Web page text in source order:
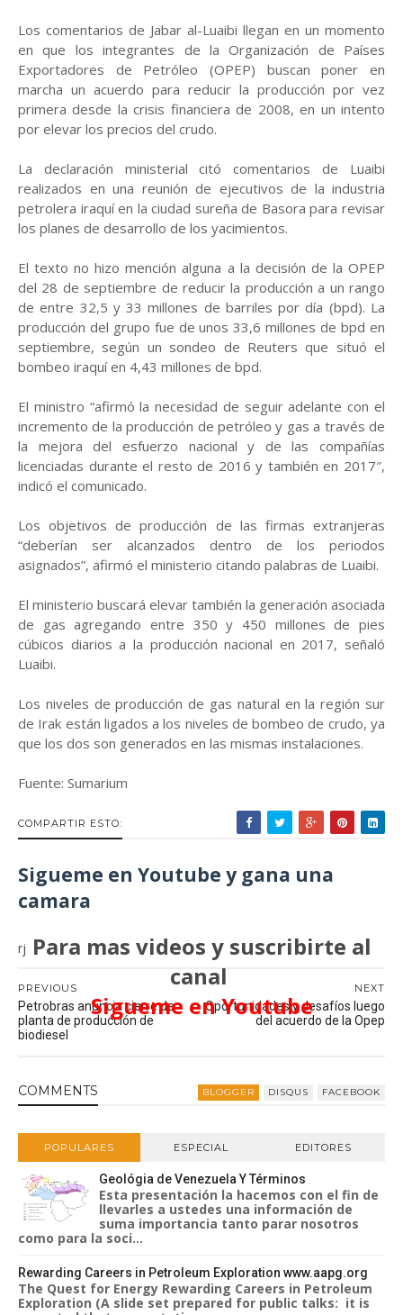
Los comentarios de Jabar al-Luaibi llegan en un momento
en que los integrantes de la Organización de Países
Exportadores de Petróleo (OPEP) buscan poner en
marcha un acuerdo para reducir la producción por vez
primera desde la crisis financiera de 2008, en un intento
por elevar los precios del crudo.
La declaración ministerial citó comentarios de Luaibi
realizados en una reunión de ejecutivos de la industria
petrolera iraquí en la ciudad sureña de Basora para revisar
los planes de desarrollo de los yacimientos.
El texto no hizo mención alguna a la decisión de la OPEP
del 28 de septiembre de reducir la producción a un rango
de entre 32,5 y 33 millones de barriles por día (bpd). La
producción del grupo fue de unos 33,6 millones de bpd en
septiembre, según un sondeo de Reuters que situó el
bombeo iraquí en 4,43 millones de bpd.
El ministro “afirmó la necesidad de seguir adelante con el
incremento de la producción de petróleo y gas a través de
la mejora del esfuerzo nacional y de las compañías
licenciadas durante el resto de 2016 y también en 2017″,
indicó el comunicado.
Los objetivos de producción de las firmas extranjeras
“deberían ser alcanzados dentro de los periodos
asignados”, afirmó el ministerio citando palabras de Luaibi.
El ministerio buscará elevar también la generación asociada
de gas agregando entre 350 y 450 millones de pies
cúbicos diarios a la producción nacional en 2017, señaló
Luaibi.
Los niveles de producción de gas natural en la región sur
de Irak están ligados a los niveles de bombeo de crudo, ya
que los dos son generados en las mismas instalaciones.
Fuente: Sumarium
COMPARTIR ESTO:
Sigueme en Youtube y gana una
camara
Para mas videos y suscribirte al
canal
Sigueme en Youtube
rj
NEXT
Oportunidades y desafíos luego
del acuerdo de la Opep
PREVIOUS
Petrobras anuncia cierre de
planta de producción de
biodiesel
COMMENTS BLOGGER DISQUS FACEBOOK
POPULARES ESPECIAL EDITORES
Geológia de Venezuela Y Términos
Esta presentación la hacemos con el fin de
llevarles a ustedes una información de
suma importancia tanto parar nosotros
como para la soci...
Rewarding Careers in Petroleum Exploration www.aapg.org
The Quest for Energy Rewarding Careers in Petroleum
Exploration (A slide set prepared for public talks: it is